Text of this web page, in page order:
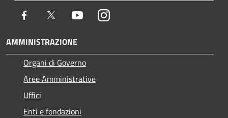
Facebook Twitter YoutubeInstagram
AMMINISTRAZIONE
Organi di Governo
Aree Amministrative
Uffici
Enti e fondazioni